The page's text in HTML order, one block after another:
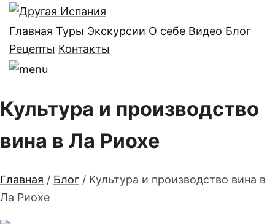
Главная Туры Экскурсии О себе Видео Блог
Рецепты Контакты
Культура и производство
вина в Ла Риохе
Главная / Блог / Культура и производство вина в
Ла Риохе